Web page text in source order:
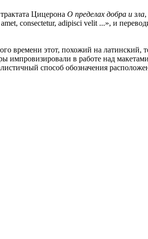
Цицерона О пределах добра и зла
consectetur, adipisci velit ...», и
времени этот, похожий на латинский,
импровизировали в работе над
способ обозначения